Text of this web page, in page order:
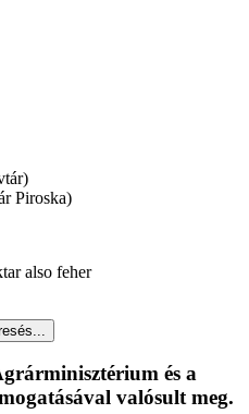
Piroska)
és a
valósult meg.